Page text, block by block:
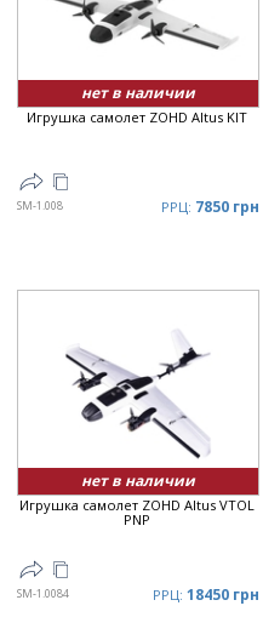
нет в наличии
Игрушка самолет ZOHD Altus KIT
SM-1.008 РРЦ: 7850 грн
нет в наличии
Игрушка самолет ZOHD Altus VTOL
PNP
SM-1.0084 РРЦ: 18450 грн